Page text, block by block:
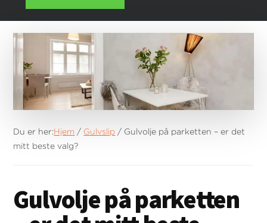
Du er her:Hjem / Gulvslip / Gulvolje på parketten – er det
mitt beste valg?
Gulvolje på parketten